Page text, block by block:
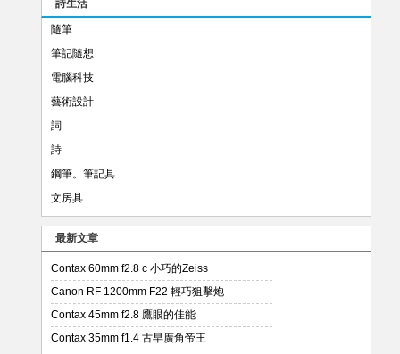
詩生活
隨筆
筆記隨想
電腦科技
藝術設計
詞
詩
鋼筆。筆記具
文房具
最新文章
Contax 60mm f2.8 c 小巧的Zeiss
Canon RF 1200mm F22 輕巧狙擊炮
Contax 45mm f2.8 鷹眼的佳能
Contax 35mm f1.4 古早廣角帝王